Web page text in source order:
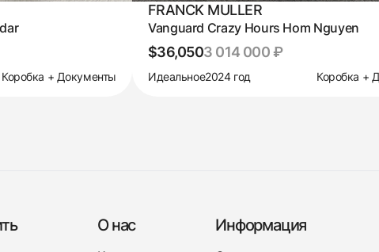
Коробка + Документы
FRANCK MULLER
Vanguard Crazy Hours Hom Nguyen
$36,0503 014 000 ₽
Идеальное2024 год Коробка +
О нас Информация